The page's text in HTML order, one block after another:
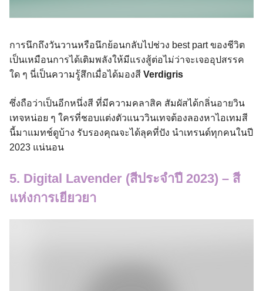
การนึกถึงวันวานหรือนึกย้อนกลับไปช่วง best part ของชีวิต
เป็นเหมือนการได้เติมพลังให้มีแรงสู้ต่อไม่ว่าจะเจออุปสรรค
ใด ๆ นี่เป็นความรู้สึกเมื่อได้มองสี Verdigris
ซึ่งถือว่าเป็นอีกหนึ่งสี ที่มีความคลาสิค สัมผัสได้กลิ่นอายวิน
เทจหน่อย ๆ ใครที่ชอบแต่งตัวแนววินเทจต้องลองหาไอเทมสี
นี้มาแมทช์ดูบ้าง รับรองคุณจะได้ลุคที่ปัง นำเทรนด์ทุกคนในปี
2023 แน่นอน
5. Digital Lavender (สีประจำปี 2023) – สี
แห่งการเยียวยา